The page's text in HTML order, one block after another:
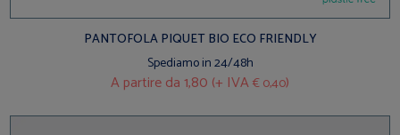
PANTOFOLA PIQUET BIO ECO FRIENDLY
Spediamo in 24/48h
A partire da1,80 (+ IVA€ 0,40)